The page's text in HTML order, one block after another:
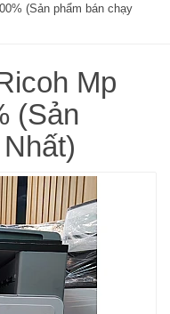
(Sản phẩm bán chạy
Mp
(Sản